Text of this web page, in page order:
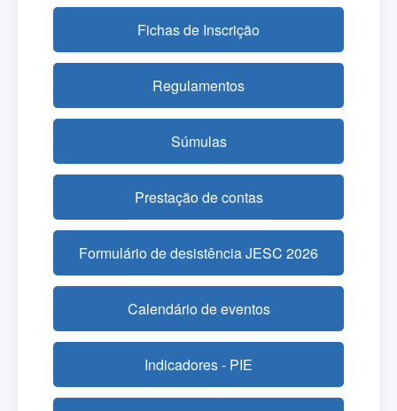
Fichas de Inscrição
Regulamentos
Súmulas
Prestação de contas
Formulário de desistência JESC 2026
Calendário de eventos
Indicadores - PIE